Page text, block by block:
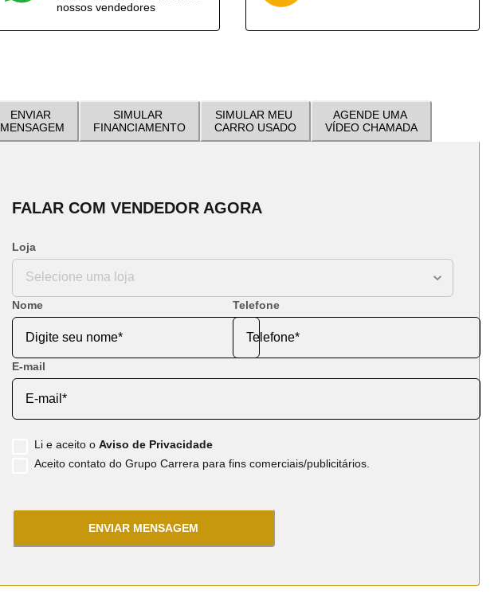
nossos vendedores
ENVIAR
MENSAGEM
SIMULAR
FINANCIAMENTO
SIMULAR MEU
CARRO USADO
AGENDE UMA
VÍDEO CHAMADA
FALAR COM VENDEDOR AGORA
Loja
Nome Telefone
E-mail
Li e aceito o Aviso de Privacidade
Aceito contato do Grupo Carrera para fins comerciais/publicitários.
ENVIAR MENSAGEM